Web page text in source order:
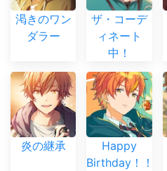
渇きのワン
ダラー
ザ・コーデ
ィネート
中！
炎の継承
Happy
Birthday！！